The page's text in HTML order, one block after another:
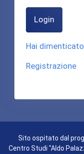
Login
Hai
Registrazione
Sito ospitato dal
Centro Studi "Aldo